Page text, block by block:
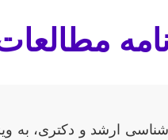
نامه
ارشد و دکتری، به